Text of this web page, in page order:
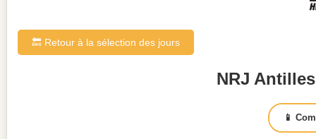
🔙 Retour à la sélection des jours
NRJ
📱